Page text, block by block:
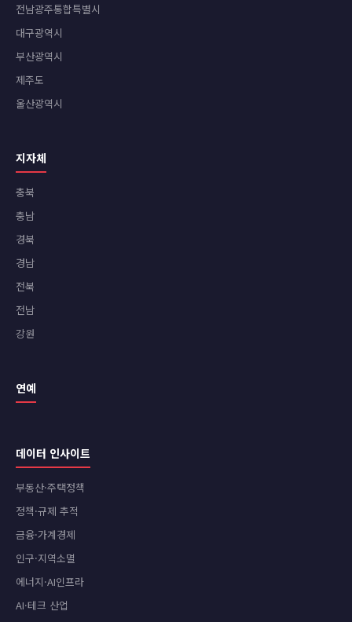
전남광주통합특별시
대구광역시
부산광역시
제주도
울산광역시
지자체
충북
충남
경북
경남
전북
전남
강원
연예
데이터 인사이트
부동산·주택정책
정책·규제 추적
금융·가계경제
인구·지역소멸
에너지·AI인프라
AI·테크 산업